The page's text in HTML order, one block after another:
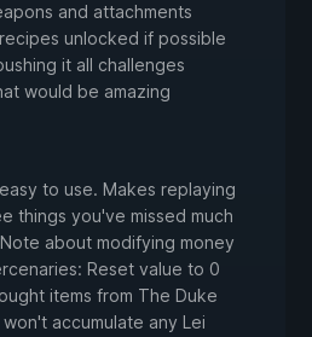
and attachments
unlocked if possible
it all challenges
would be amazing
to use. Makes replaying
things you've missed much
about modifying money
Reset value to 0
items from The Duke
accumulate any Lei